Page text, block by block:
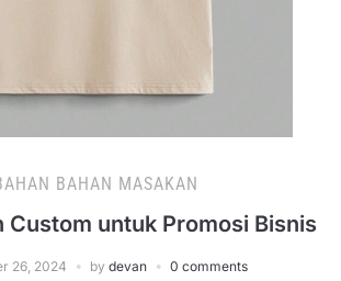
BAHAN MASAKAN
Custom untuk Promosi Bisnis
26, 2024 by devan 0 comments